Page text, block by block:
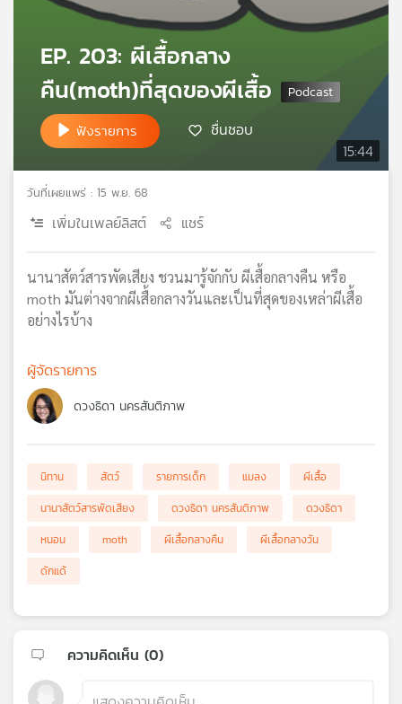
บี
เอส
วิทยุ
เครือ
ข่าย
15:44
EP. 203: ผีเสื้อกลาง
คืน(moth)ที่สุดของผีเสื้อ
ฟังรายการ ชื่นชอบ
วันที่เผยแพร่ : 15 พ.ย. 68
เพิ่มในเพลย์ลิสต์ แชร์
นานาสัตว์สารพัดเสียง ชวนมารู้จักกับ ผีเสื้อกลางคืน หรือ
moth มันต่างจากผีเสื้อกลางวันและเป็นที่สุดของเหล่าผีเสื้อ
อย่างไรบ้าง
ผู้จัดรายการ
ดวงธิดา นครสันติภาพ
นิทาน สัตว์ รายการเด็ก แมลง
ผีเสื้อ
นานาสัตว์สารพัดเสียง
ดวงธิดา นครสันติภาพ
ดวงธิดา
หนอน
moth ผีเสื้อกลางคืน
ผีเสื้อกลางวัน
ดักแด้
ความคิดเห็น (0)